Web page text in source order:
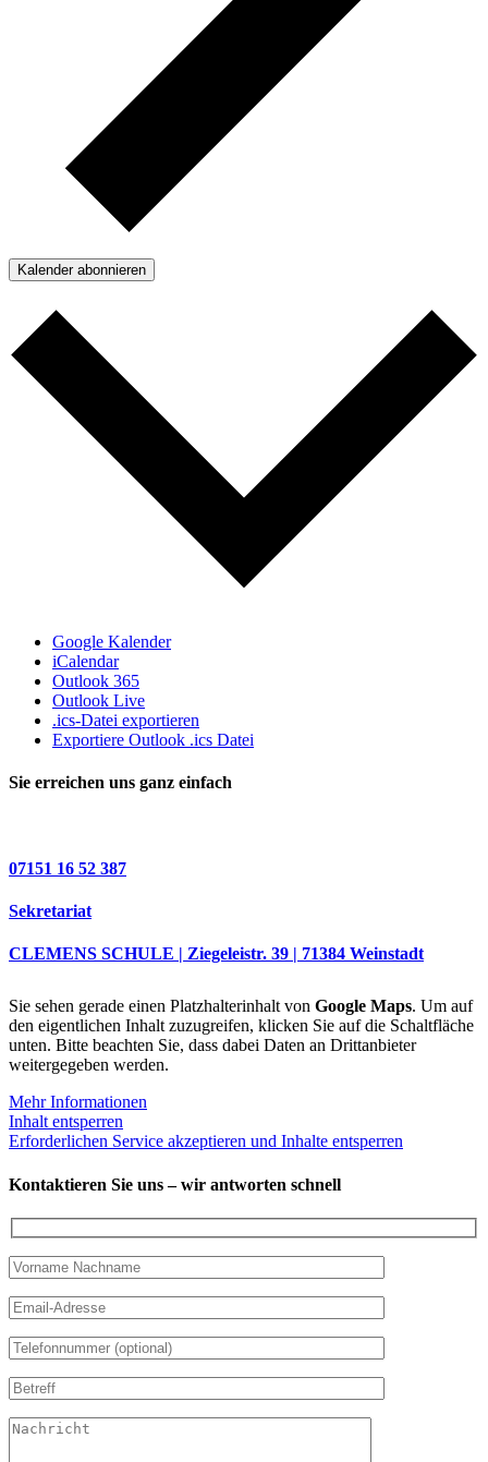
Kalender abonnieren
Google Kalender
iCalendar
Outlook 365
Outlook Live
.ics-Datei exportieren
Exportiere Outlook .ics Datei
Sie erreichen uns ganz einfach
07151 16 52 387
Sekretariat
CLEMENS SCHULE | Ziegeleistr. 39 | 71384 Weinstadt
Sie sehen gerade einen Platzhalterinhalt von Google Maps. Um auf
den eigentlichen Inhalt zuzugreifen, klicken Sie auf die Schaltfläche
unten. Bitte beachten Sie, dass dabei Daten an Drittanbieter
weitergegeben werden.
Mehr Informationen
Inhalt entsperren
Erforderlichen Service akzeptieren und Inhalte entsperren
Kontaktieren Sie uns – wir antworten schnell